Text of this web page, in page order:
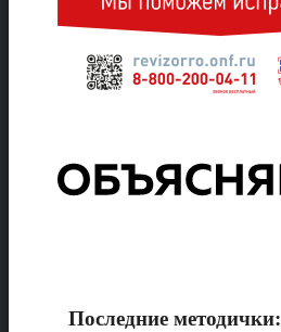
Последние методички: